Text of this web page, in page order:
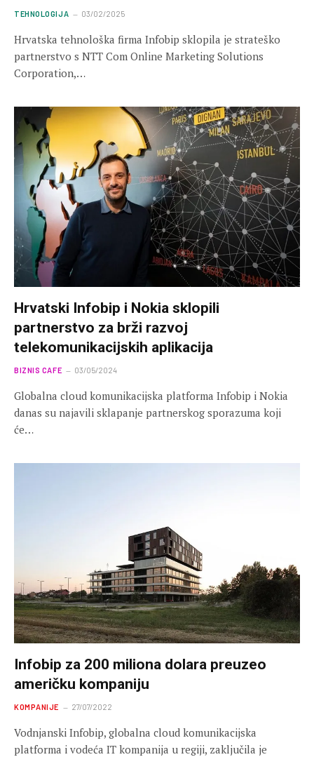
TEHNOLOGIJA 03/02/2025
Hrvatska tehnološka firma Infobip sklopila je strateško
partnerstvo s NTT Com Online Marketing Solutions
Corporation,…
Hrvatski Infobip i Nokia sklopili
partnerstvo za brži razvoj
telekomunikacijskih aplikacija
BIZNIS CAFE 03/05/2024
Globalna cloud komunikacijska platforma Infobip i Nokia
danas su najavili sklapanje partnerskog sporazuma koji
će…
Infobip za 200 miliona dolara preuzeo
američku kompaniju
KOMPANIJE 27/07/2022
Vodnjanski Infobip, globalna cloud komunikacijska
platforma i vodeća IT kompanija u regiji, zaključila je